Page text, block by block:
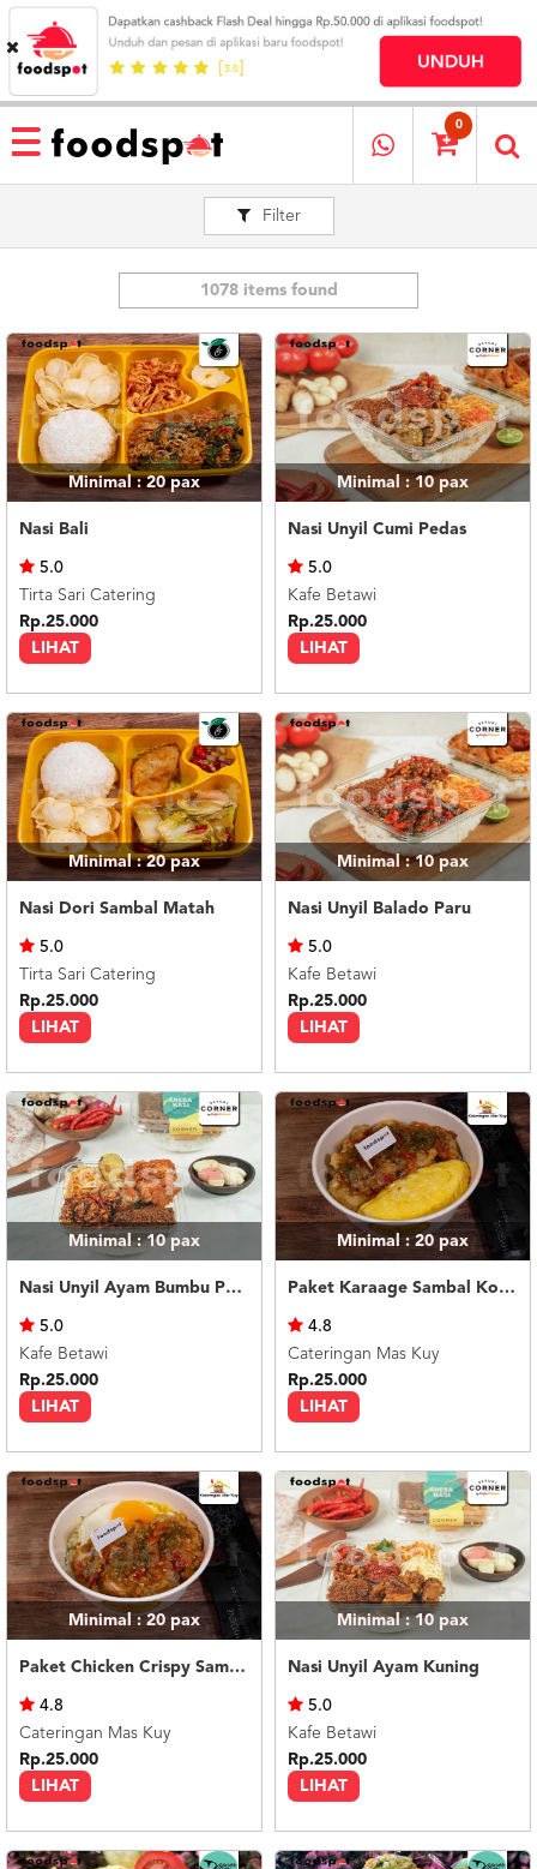
HOME
MENU
RESTAURANT
MEREKA
KATALOG
LOYALTY
PROGRAM
FAQ
ABOUT
BLOG
TERMS
CALL
CENTER
021
5091
3494
LOGIN
DAFTAR
0
Filter
1078 items found
Minimal : 20pax
Nasi Bali
LIHAT
5.0
Tirta Sari Catering
Rp.25.000
Minimal : 10 pax
Nasi Unyil Cumi Pedas
LIHAT
5.0
Kafe Betawi
Rp.25.000
Minimal : 20pax
Nasi Dori Sambal Matah
LIHAT
5.0
Tirta Sari Catering
Rp.25.000
Minimal : 10pax
Nasi Unyil Balado Paru
LIHAT
5.0
Kafe Betawi
Rp.25.000
Minimal : 10pax
Nasi Unyil Ayam Bumbu Pedas
LIHAT
5.0
Kafe Betawi
Rp.25.000
Minimal : 20 pax
Paket Karaage Sambal Korek
LIHAT
4.8
Cateringan Mas Kuy
Rp.25.000
Minimal : 20pax
Paket Chicken Crispy Sambal Geprek
LIHAT
4.8
Cateringan Mas Kuy
Rp.25.000
Minimal : 10 pax
Nasi Unyil Ayam Kuning
LIHAT
5.0
Kafe Betawi
Rp.25.000